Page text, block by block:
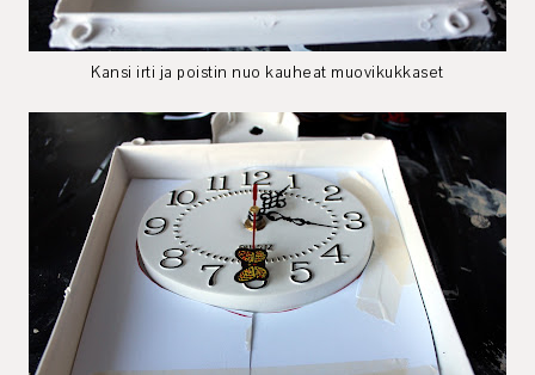
Kansi irti ja poistin nuo kauheat muovikukkaset